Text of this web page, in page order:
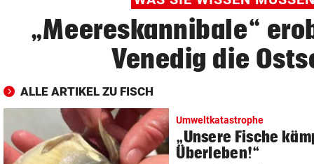
„Meereskannibale“
Venedig die
ALLE ARTIKEL ZU FISCH
Umweltkatastrophe
„Unsere Fische
Überleben!“